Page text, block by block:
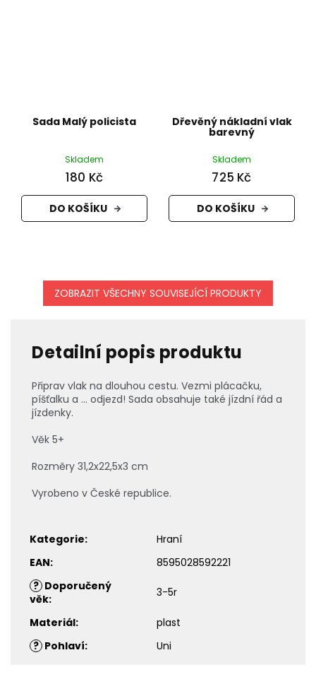
Sada Malý policista
Skladem
180 Kč
DO KOŠÍKU
Dřevěný nákladní vlak
barevný
Skladem
725 Kč
DO KOŠÍKU
ZOBRAZIT VŠECHNY SOUVISEJÍCÍ PRODUKTY
Detailní popis produktu
Připrav vlak na dlouhou cestu. Vezmi plácačku,
píšťalku a ... odjezd! Sada obsahuje také jízdní řád a
jízdenky.
Věk 5+
Rozměry 31,2x22,5x3 cm
Vyrobeno v České republice.
Kategorie:
Hraní
EAN:
8595028592221
? Doporučený
věk: 3-5r
Materiál:
plast
? Pohlaví: Uni